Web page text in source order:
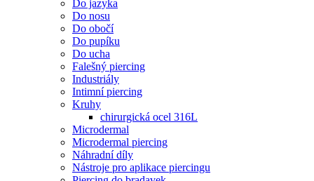
Do jazyka
Do nosu
Do obočí
Do pupíku
Do ucha
Falešný piercing
Industriály
Intimní piercing
Kruhy
chirurgická ocel 316L
Microdermal
Microdermal piercing
Náhradní díly
Nástroje pro aplikace piercingu